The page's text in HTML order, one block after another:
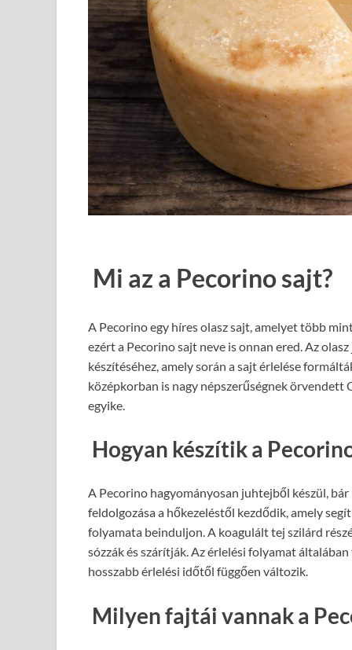
Mi az a Pecorino sajt?
A Pecorino egy híres olasz sajt, amelyet több
ezért a Pecorino sajt neve is onnan ered. Az
készítéséhez, amely során a sajt érlelése
középkorban is nagy népszerűségnek örvendett
egyike.
Hogyan készítik a
A Pecorino hagyományosan juhtejből készül,
feldolgozása a hőkezeléstől kezdődik, amely
folyamata beinduljon. A koagulált tej szilárd
sózzák és szárítják. Az érlelési folyamat
hosszabb érlelési időtől függően változik.
Milyen fajtái vannak a